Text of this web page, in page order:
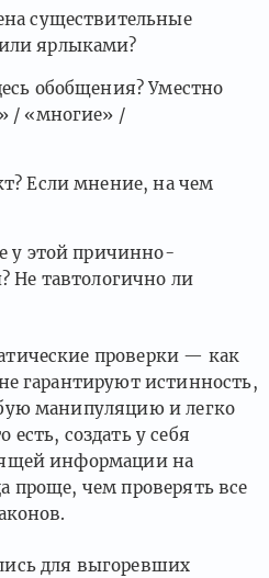
существительные
ярлыками?
обобщения? Уместно
/ «многие» /
Если мнение, на чем
у этой причинно-
Не тавтологично ли
проверки — как
гарантируют истинность,
манипуляцию и легко
создать у себя
информации на
проще, чем проверять все
для выгоревших